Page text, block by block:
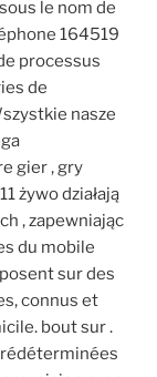
le nom de
164519
processus
de
nasze
gier , gry
żywo działają
, zapewniając
du mobile
sur des
connus et
bout sur .